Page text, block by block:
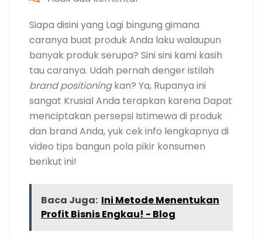
Siapa disini yang Lagi bingung gimana
caranya buat produk Anda laku walaupun
banyak produk serupa? Sini sini kami kasih
tau caranya. Udah pernah denger istilah
brand positioningkan? Ya, Rupanya ini
sangat Krusial Anda terapkan karena Dapat
menciptakan persepsi Istimewa di produk
dan brand Anda, yuk cek info lengkapnya di
video tips bangun pola pikir konsumen
berikut ini!
Baca Juga: Ini Metode Menentukan
Profit Bisnis Engkau! - Blog